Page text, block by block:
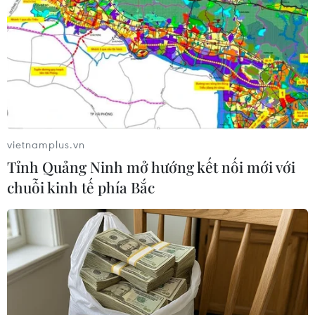
22/07/2018 00:08
Chuyến thăm này dự kiến sẽ tiếp tục củng cố mối quan
hệ hữu nghị bền chặt giữa Malaysia-Indonesia và thúc
đẩy sự thịnh vượng của nhân dân hai nước.
vietnamplus.vn
Tỉnh Quảng Ninh mở hướng kết nối mới với
chuỗi kinh tế phía Bắc